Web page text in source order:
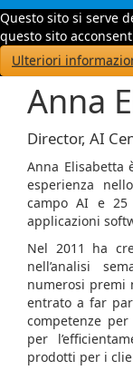
Questo sito si serve
questo sito
Ulteriori
Anna
Director, AI
Anna Elisabetta
esperienza
campo AI e
applicazioni
Nel 2011 ha
nell’analisi
numerosi premi
entrato a far
competenze
per
prodotti per i